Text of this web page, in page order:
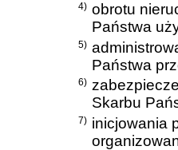
4) obrotu
Państwa
5)
Państwa
6)
Skarbu
7) inicjowania